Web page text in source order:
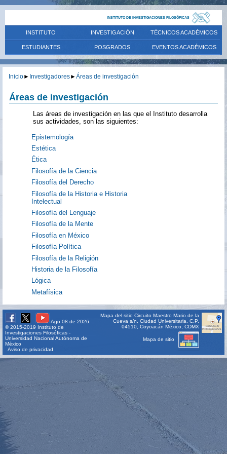
INSTITUTO DE INVESTIGACIONES FILOSÓFICAS
INSTITUTO INVESTIGACIÓN TÉCNICOS ACADÉMICOS
ESTUDIANTES POSGRADOS EVENTOS ACADÉMICOS
Inicio► Investigadores►Áreas de investigación
Áreas de investigación
Las áreas de investigación en las que el Instituto desarrolla
sus actividades, son las siguientes:
Epistemología
Estética
Ética
Filosofía de la Ciencia
Filosofía del Derecho
Filosofía de la Historia e Historia
Intelectual
Filosofía del Lenguaje
Filosofía de la Mente
Filosofía en México
Filosofía Política
Filosofía de la Religión
Historia de la Filosofía
Lógica
Metafísica
Ago 08 de 2026
© 2015-2019 Instituto de
Investigaciones Filosóficas -
Universidad Nacional Autónoma de
México
Aviso de privacidad
Mapa del sitio Circuito Maestro Mario de la
Cueva s/n, Ciudad Universitaria, C.P.
04510, Coyoacán México, CDMX
Mapa de sitio